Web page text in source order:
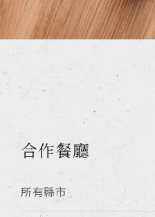
合作餐廳
所有縣市